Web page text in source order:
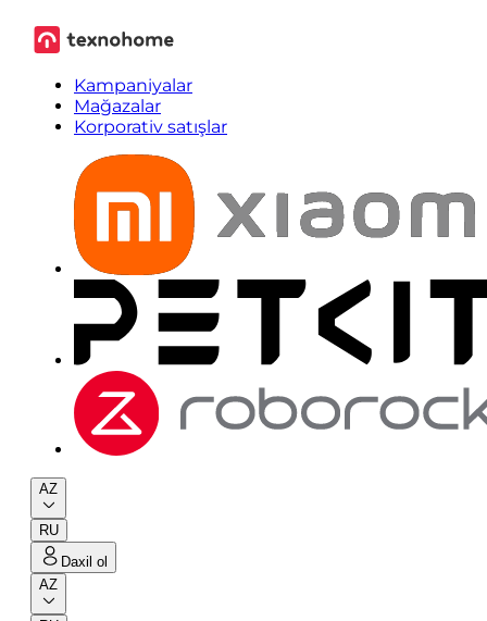
Kampaniyalar
Mağazalar
Korporativ satışlar
AZ
RU
Daxil ol
AZ